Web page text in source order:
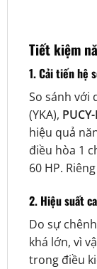
Tiết kiệm
1. Cải tiến hệ
So sánh với
(YKA),
hiệu quả
điều hòa 1
60 HP.
2. Hiệu suất
Do sự
khá lớn, vì
trong điều